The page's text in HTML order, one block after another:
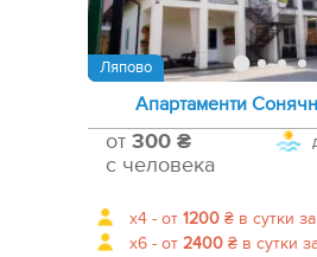
Ляпово
Апартаменти
от 300 ₴
с человека
x4 - от 1200 ₴ в сутки
x6 - от 2400 ₴ в сутки